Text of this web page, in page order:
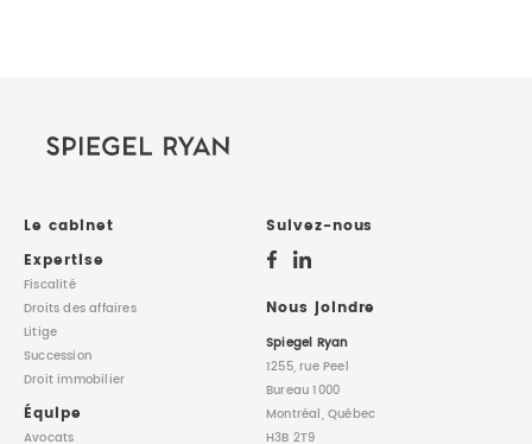
Le cabinet
Expertise
Fiscalité
Droits des affaires
Litige
Succession
Droit immobilier
Équipe
Avocats
Suivez-nous
Nous joindre
Spiegel Ryan
1255, rue Peel
Bureau 1000
Montréal, Québec
H3B 2T9